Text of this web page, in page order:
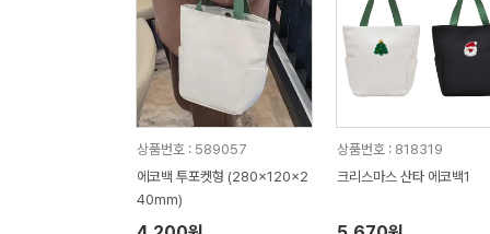
상품번호 : 589057
에코백 투포켓형 (280x120x2
40mm)
상품번호 : 818319
크리스마스 산타 에코백1